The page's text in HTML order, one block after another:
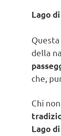
Lago
della
che,
Chi
Lago